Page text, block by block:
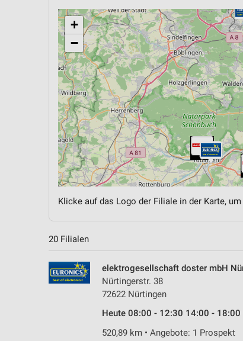
+
−
Klicke auf das Logo der Filiale in der Karte,
20 Filialen
elektrogesellschaft doster mbH
Nürtingerstr. 38
72622 Nürtingen
Heute 08:00 - 12:30 14:00 - 18:00
520,89 km • Angebote: 1 Prospekt